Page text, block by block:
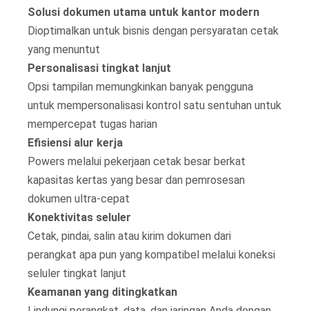
Solusi dokumen utama untuk kantor modern
Dioptimalkan untuk bisnis dengan persyaratan cetak
yang menuntut
Personalisasi tingkat lanjut
Opsi tampilan memungkinkan banyak pengguna
untuk mempersonalisasi kontrol satu sentuhan untuk
mempercepat tugas harian
Efisiensi alur kerja
Powers melalui pekerjaan cetak besar berkat
kapasitas kertas yang besar dan pemrosesan
dokumen ultra-cepat
Konektivitas seluler
Cetak, pindai, salin atau kirim dokumen dari
perangkat apa pun yang kompatibel melalui koneksi
seluler tingkat lanjut
Keamanan yang ditingkatkan